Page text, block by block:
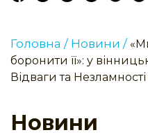
Головна / Новини /
боронити її»: у
Відваги та
Новини